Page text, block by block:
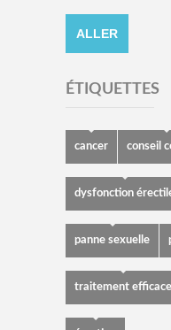
ÉTIQUETTES
cancer conseil
dysfonction
panne sexuelle
traitement efficace